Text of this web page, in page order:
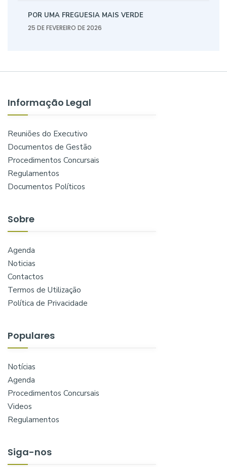
POR UMA FREGUESIA MAIS VERDE
25 DE FEVEREIRO DE 2026
Informação Legal
Reuniões do Executivo
Documentos de Gestão
Procedimentos Concursais
Regulamentos
Documentos Políticos
Sobre
Agenda
Noticias
Contactos
Termos de Utilização
Política de Privacidade
Populares
Notícias
Agenda
Procedimentos Concursais
Videos
Regulamentos
Siga-nos